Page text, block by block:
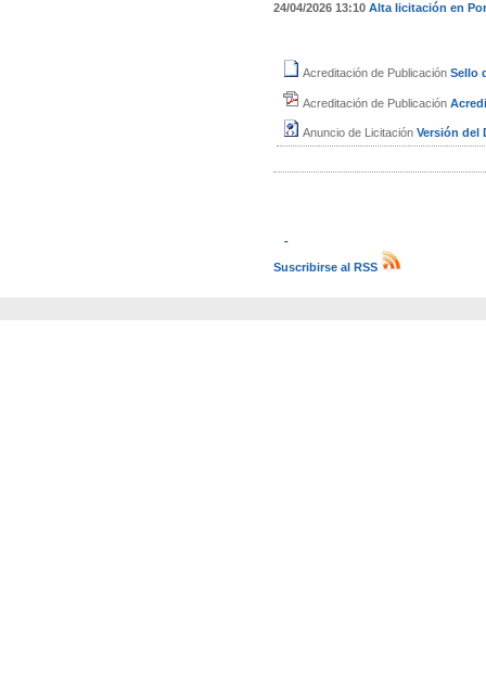
24/04/2026 13:10 Alta licitación en
Acreditación de Publicación Sello
Acreditación de Publicación
Anuncio de Licitación Versión del
-
Suscribirse al RSS